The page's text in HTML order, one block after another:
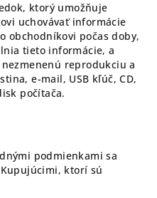
ktorý umožňuje
uchovávať informácie
obchodníkovi počas doby,
tieto informácie, a
reprodukciu a
e-mail, USB kľúč, CD,
počítača.
podmienkami sa
ktorí sú